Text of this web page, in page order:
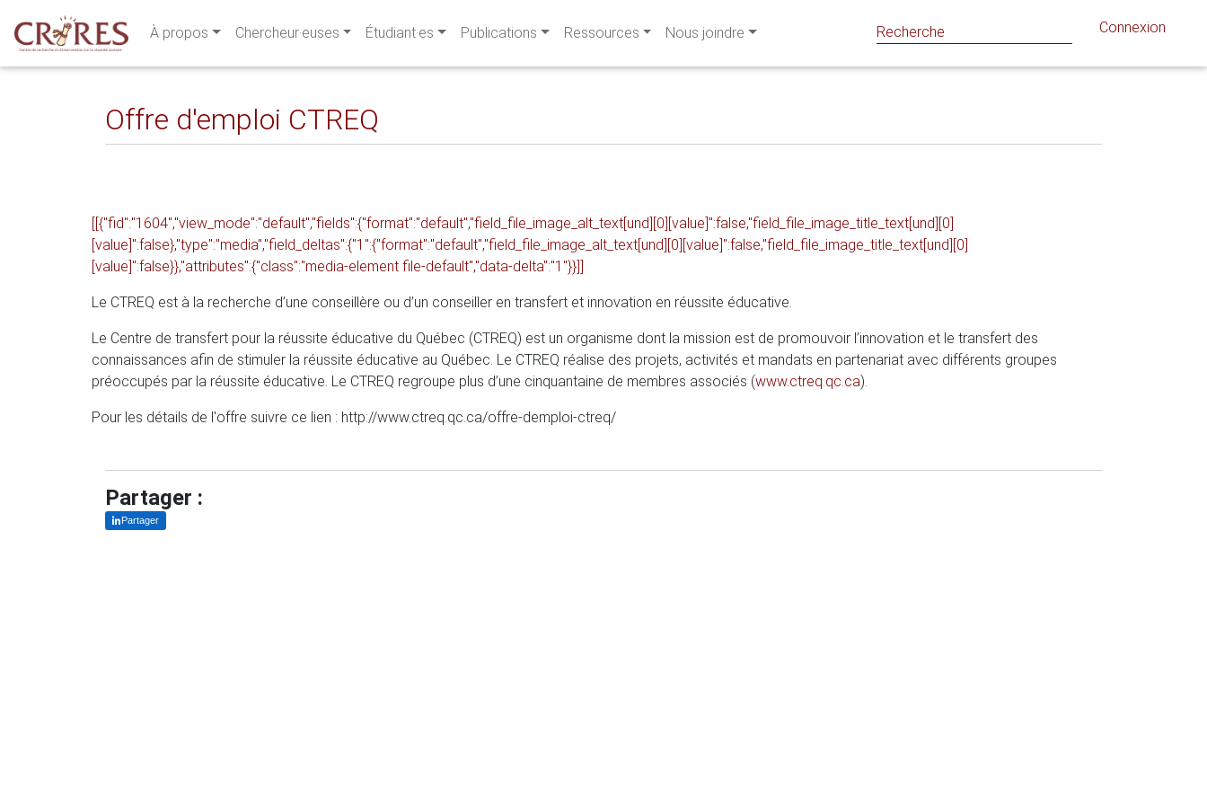
À propos Chercheur·euses Étudiant·es Publications Ressources Nous joindre Connexion
Offre d'emploi CTREQ
[[{"fid":"1604","view_mode":"default","fields":{"format":"default","field_file_image_alt_text[und][0][value]":false,"field_file_image_title_text[und][0]
[value]":false},"type":"media","field_deltas":{"1":{"format":"default","field_file_image_alt_text[und][0][value]":false,"field_file_image_title_text[und][0]
[value]":false}},"attributes":{"class":"media-element file-default","data-delta":"1"}}]]
Le CTREQ est à la recherche d’une conseillère ou d’un conseiller en transfert et innovation en réussite éducative.
Le Centre de transfert pour la réussite éducative du Québec (CTREQ) est un organisme dont la mission est de promouvoir l’innovation et le transfert des
connaissances afin de stimuler la réussite éducative au Québec. Le CTREQ réalise des projets, activités et mandats en partenariat avec différents groupes
préoccupés par la réussite éducative. Le CTREQ regroupe plus d’une cinquantaine de membres associés (www.ctreq.qc.ca).
Pour les détails de l'offre suivre ce lien : http://www.ctreq.qc.ca/offre-demploi-ctreq/
Partager :
Partager